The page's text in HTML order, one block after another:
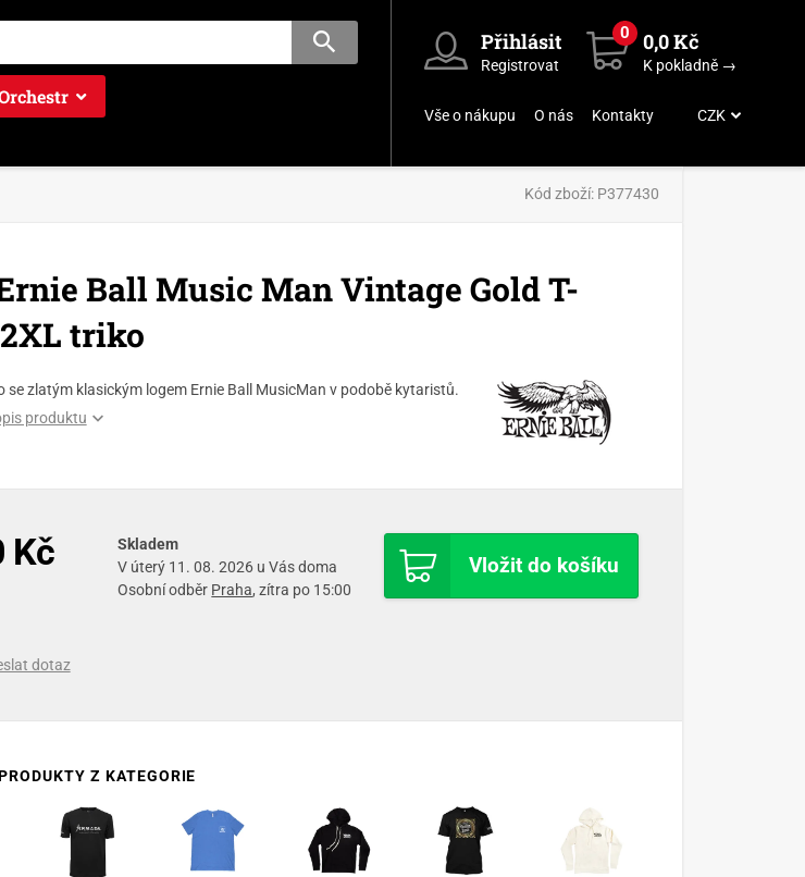
Přihlásit
Registrovat
0 0,0 Kč
K pokladně →
Vše o nákupu O nás Kontakty CZK
Kód zboží: P377430
Ball Music Man Vintage Gold T-
triko
se zlatým klasickým logem Ernie Ball MusicMan v podobě kytaristů.
produktu
Kč Vložit do košíku
Skladem
V úterý 11. 08. 2026 u Vás doma
Osobní odběr Praha, zítra po 15:00
dotaz
Z KATEGORIE